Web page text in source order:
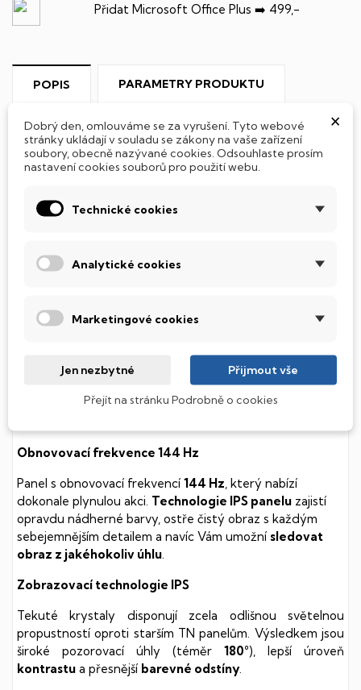
Přidat Microsoft Office Plus ➡️ 499,-
POPIS PARAMETRY PRODUKTU
Tento notebook je vybaven
(Solid State Drive)
součástmi a je tak mnohem méně náchylný
mnohem rychlejšípráci s daty.
Integrovaný systém úsporných LED diod osvítí jednotlivé
klávesy tak, aby byly krásně čitelné i během temné noci,
Obnovovací frekvence 144 Hz
Panel s obnovovací frekvencí 144 Hz , který nabízí
dokonale plynulou akci. Technologie IPS panelu zajistí
opravdu nádherné barvy, ostře čistý obraz s každým
sebejemnějším detailem a navíc Vám umožní sledovat
obraz z jakéhokoliv úhlu
Zobrazovací technologie IPS
Tekuté krystaly disponují zcela odlišnou světelnou
propustností oproti starším TN panelům. Výsledkem jsou
široké pozorovací úhly (téměr 180°), lepší úroveň
kontrastu a přesnější barevné odstíny
×
Dobrý den, omlouváme se za vyrušení. Tyto webové
stránky ukládají v souladu se zákony na vaše zařízení
soubory, obecně nazývané cookies. Odsouhlaste prosím
nastavení cookies souborů pro použití webu.
Technické cookies
Analytické cookies
Marketingové cookies
Jen nezbytné Přijmout vše
Přejít na stránku Podrobně o cookies